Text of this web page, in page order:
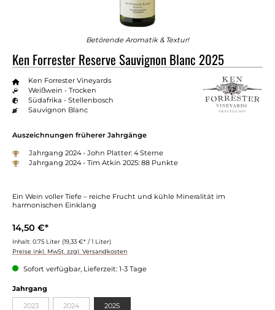
Betörende Aromatik & Textur!
Ken Forrester Reserve Sauvignon Blanc 2025
Ken Forrester Vineyards
Weißwein - Trocken
Südafrika - Stellenbosch
Sauvignon Blanc
Auszeichnungen früherer Jahrgänge
Jahrgang 2024 - John Platter: 4 Sterne
Jahrgang 2024 - Tim Atkin 2025: 88 Punkte
Ein Wein voller Tiefe – reiche Frucht und kühle Mineralität im
harmonischen Einklang
14,50 €*
Inhalt: 0.75 Liter (19,33 €* / 1 Liter)
Preise inkl. MwSt. zzgl. Versandkosten
Sofort verfügbar, Lieferzeit: 1-3 Tage
Jahrgang
2023 2024 2025